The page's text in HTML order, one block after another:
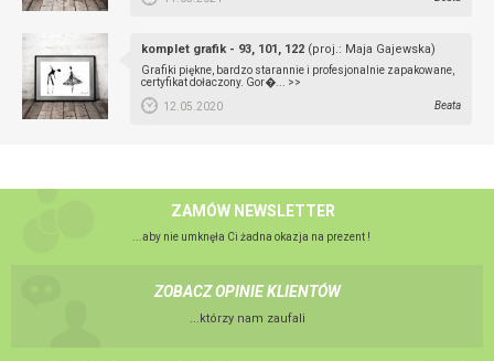
komplet grafik - 93, 101, 122 (proj.: Maja Gajewska)
Grafiki piękne, bardzo starannie i profesjonalnie zapakowane,
certyfikat dołaczony. Gor�... >>
12.05.2020
Beata
ZAMÓW NEWSLETTER
...aby nie umknęła Ci żadna okazja na prezent !
ZOBACZ OPINIE KLIENTÓW
...którzy nam zaufali